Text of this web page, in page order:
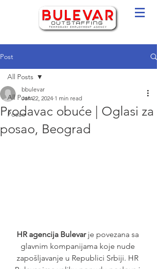
Post
All Posts
Posao
All Posts
Prodavac obuće | Oglasi za
posao, Beograd
bbulevar
Jan 22, 2024 1 min read
HR agencija Bulevar je povezana sa
glavnim kompanijama koje nude
zapošljavanje u Republici Srbiji. HR